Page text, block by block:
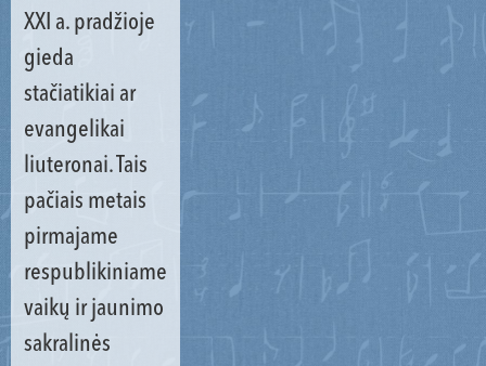
XXI a. pradžioje
gieda
stačiatikiai ar
evangelikai
liuteronai. Tais
pačiais metais
pirmajame
respublikiniame
vaikų ir jaunimo
sakralinės